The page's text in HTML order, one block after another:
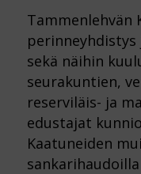
Tammenlehvän
sekä näihin
seurakuntien,
reserviläis- ja
edustajat
Kaatuneiden